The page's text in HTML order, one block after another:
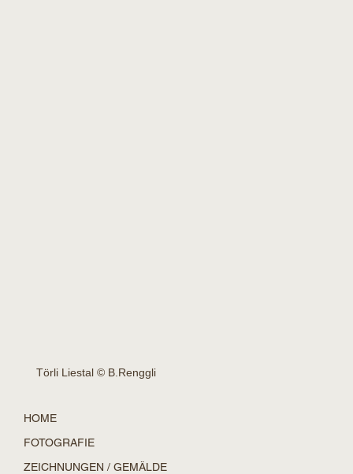
Törli Liestal © B.Renggli
HOME
FOTOGRAFIE
ZEICHNUNGEN / GEMÄLDE